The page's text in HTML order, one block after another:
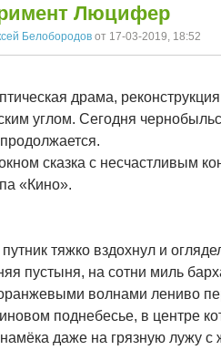
Люцифер
Белобородов от 17-03-2019, 18:52
драма,
углом. Сегодня
сказка с несчастливым
«Кино».
тяжко вздохнул и
пустыня, на сотни миль
волнами лениво
поднебесье, в центре
даже на грязную лужу